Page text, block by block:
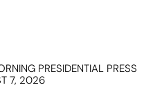
PRESIDENTIAL PRESS
7, 2026